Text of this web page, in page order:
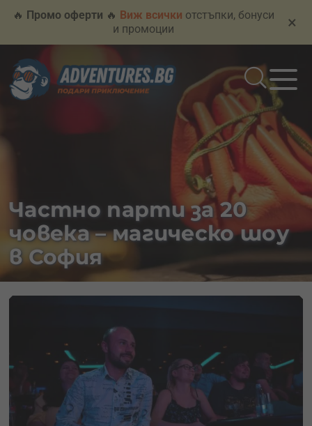
🔥 Промо оферти 🔥 Виж всички отстъпки, бонуси
и промоции
×
Частно парти за 20
човека – магическо шоу
в София